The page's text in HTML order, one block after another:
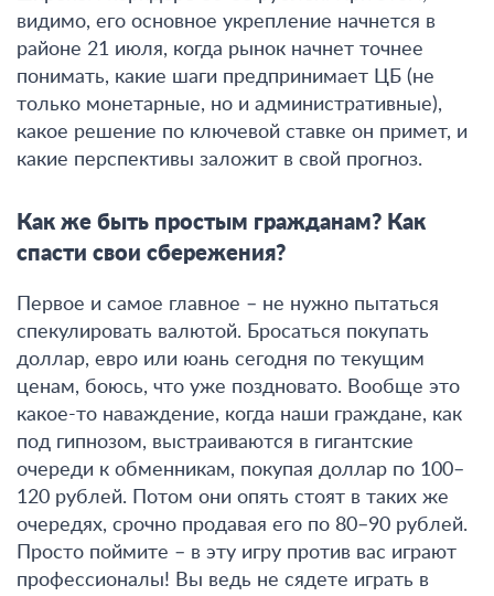
видимо, его основное укрепление начнется в
районе 21 июля, когда рынок начнет точнее
понимать, какие шаги предпринимает ЦБ (не
только монетарные, но и административные),
какое решение по ключевой ставке он примет, и
какие перспективы заложит в свой прогноз.
Как же быть простым гражданам? Как
спасти свои сбережения?
Первое и самое главное – не нужно пытаться
спекулировать валютой. Бросаться покупать
доллар, евро или юань сегодня по текущим
ценам, боюсь, что уже поздновато. Вообще это
какое-то наваждение, когда наши граждане, как
под гипнозом, выстраиваются в гигантские
очереди к обменникам, покупая доллар по 100–
120 рублей. Потом они опять стоят в таких же
очередях, срочно продавая его по 80–90 рублей.
Просто поймите – в эту игру против вас играют
профессионалы! Вы ведь не сядете играть в